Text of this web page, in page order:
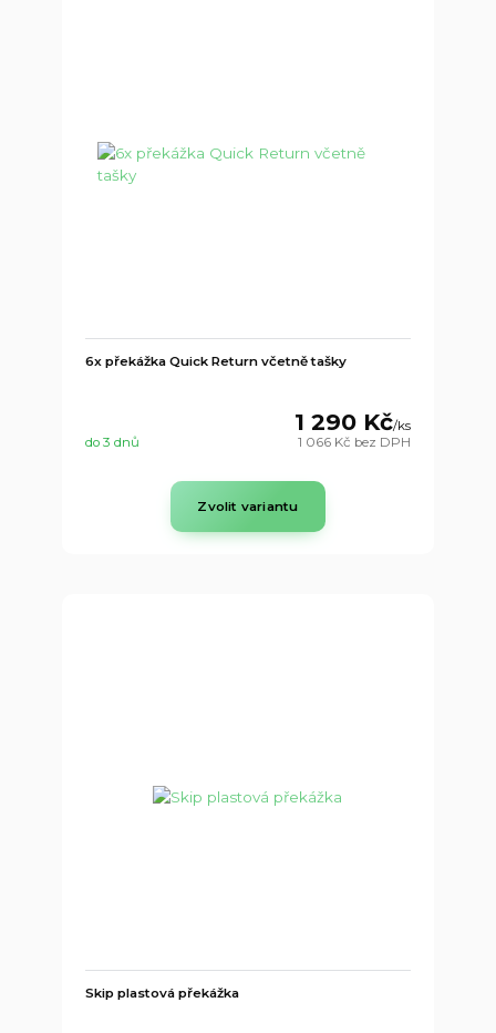
6x překážka Quick Return včetně tašky
1 290 Kč/ks
1 066 Kč bez DPH
do 3 dnů
Zvolit variantu
Skip plastová překážka